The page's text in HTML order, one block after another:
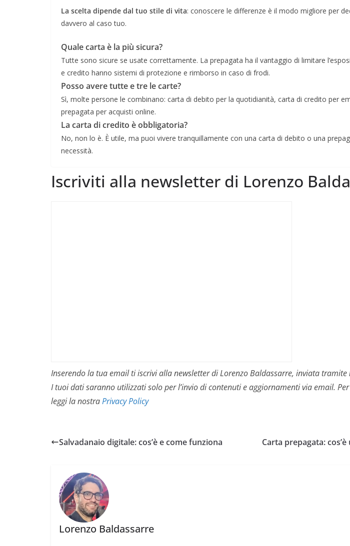
La scelta dipende dal tuo stile di vita: conoscere le differenze è il modo migliore per
davvero al caso tuo.
Quale carta è la più sicura?
Tutte sono sicure se usate correttamente. La prepagata ha il vantaggio di limitare
e credito hanno sistemi di protezione e rimborso in caso di frodi.
Posso avere tutte e tre le carte?
Sì, molte persone le combinano: carta di debito per la quotidianità, carta di credito per
prepagata per acquisti online.
La carta di credito è obbligatoria?
No, non lo è. È utile, ma puoi vivere tranquillamente con una carta di debito o una
necessità.
Iscriviti alla newsletter di Lorenzo
Inserendo la tua email ti iscrivi alla newsletter di Lorenzo Baldassarre, inviata
I tuoi dati saranno utilizzati solo per l’invio di contenuti e aggiornamenti via email.
leggi la nostraPrivacy Policy
Salvadanaio digitale: cos’è e come funziona Carta prepagata:
Lorenzo Baldassarre